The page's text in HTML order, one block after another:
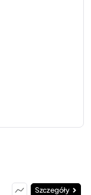
Szczegóły